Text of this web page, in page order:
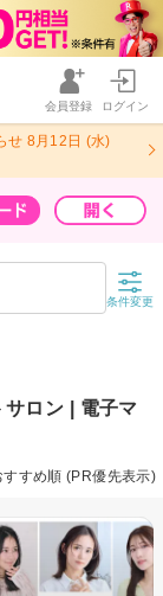
会員登録 ログイン
せ 8月12日 (水)
条件変更
ロン | 電子マ
すすめ順 (PR優先表示)